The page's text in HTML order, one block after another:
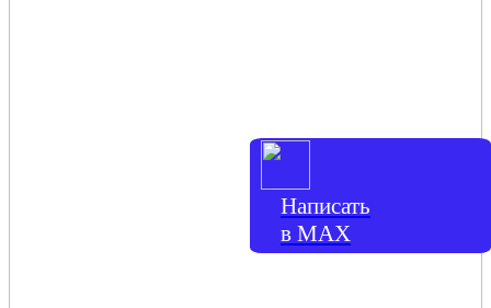
Написать
в МАХ